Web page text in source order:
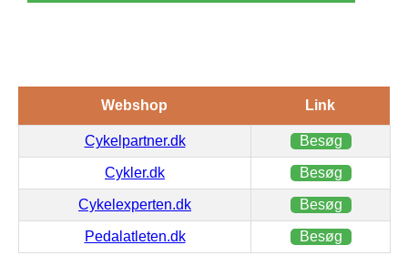
Webshop Link
Cykelpartner.dk Besøg
Cykler.dk Besøg
Cykelexperten.dk Besøg
Pedalatleten.dk Besøg